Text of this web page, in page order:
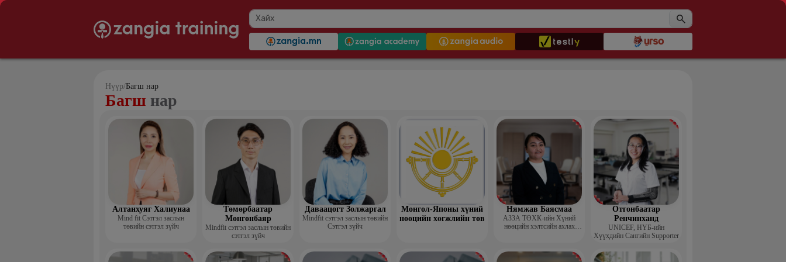
Нүүр/Багш нар
Багш нар
Алтанхуяг Халиунаа
Mind fit Сэтгэл заслын
төвийн сэтгэл зүйч
Төмөрбаатар
Мөнгөнбаяр
Mindfit сэтгэл заслын төвийн
сэтгэл зүйч
Даваацогт Золжаргал
Mindfit сэтгэл заслын төвийн
Сэтгэл зүйч
Монгол-Японы хүний
нөөцийн хөгжлийн төв
Нямжав Баясмаа
АЗЗА ТӨХК-ийн Хүний
нөөцийн хэлтсийн ахлах
Отгонбаатар
Ренчинханд
UNIСЕF, НҮБ-ийн
Хүүхдийн Сангийн Supporter